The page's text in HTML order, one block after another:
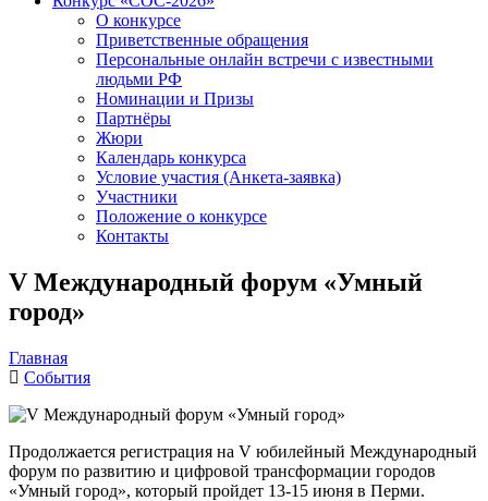
О конкурсе
Приветственные обращения
Персональные онлайн встречи с известными
людьми РФ
Номинации и Призы
Партнёры
Жюри
Календарь конкурса
Условие участия (Анкета-заявка)
Участники
Положение о конкурсе
Контакты
V Международный форум «Умный
город»
Главная
События
Продолжается регистрация на V юбилейный Международный
форум по развитию и цифровой трансформации городов
«Умный город», который пройдет 13-15 июня в Перми.